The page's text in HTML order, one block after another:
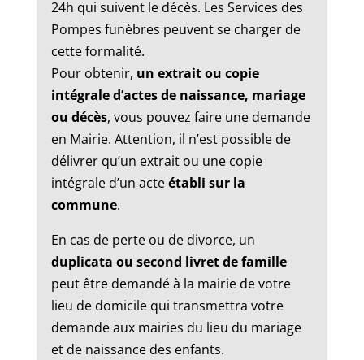
24h qui suivent le décès. Les Services des
Pompes funèbres peuvent se charger de
cette formalité.
Pour obtenir, un extrait ou copie
intégrale d’actes de naissance, mariage
ou décès, vous pouvez faire une demande
en Mairie. Attention, il n’est possible de
délivrer qu’un extrait ou une copie
intégrale d’un acteétabli sur la
commune.
En cas de perte ou de divorce, un
duplicata ou second livret de famille
peut être demandé à la mairie de votre
lieu de domicile qui transmettra votre
demande aux mairies du lieu du mariage
et de naissance des enfants.